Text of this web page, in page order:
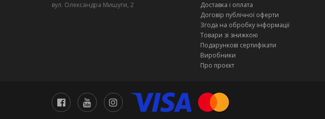
вул. Олександра Мишуги, 2
Доставка і оплата
Договір публічної оферти
Згода на обробку інформації
Товари зі знижкою
Подарункові сертифікати
Виробники
Про проєкт